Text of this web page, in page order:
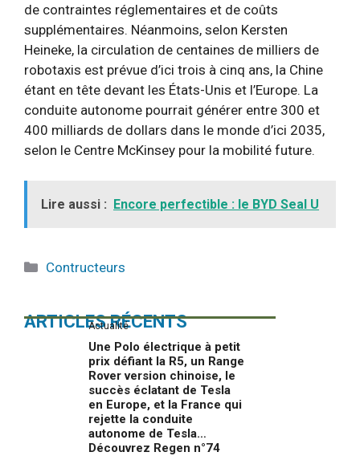
de contraintes réglementaires et de coûts
supplémentaires. Néanmoins, selon Kersten
Heineke, la circulation de centaines de milliers de
robotaxis est prévue d’ici trois à cinq ans, la Chine
étant en tête devant les États-Unis et l’Europe. La
conduite autonome pourrait générer entre 300 et
400 milliards de dollars dans le monde d’ici 2035,
selon le Centre McKinsey pour la mobilité future.
Lire aussi : Encore perfectible : le BYD Seal U
Catégories
Contructeurs
ARTICLES RÉCENTS
Actualité
Une Polo électrique à petit
prix défiant la R5, un Range
Rover version chinoise, le
succès éclatant de Tesla
en Europe, et la France qui
rejette la conduite
autonome de Tesla…
Découvrez Regen n°74